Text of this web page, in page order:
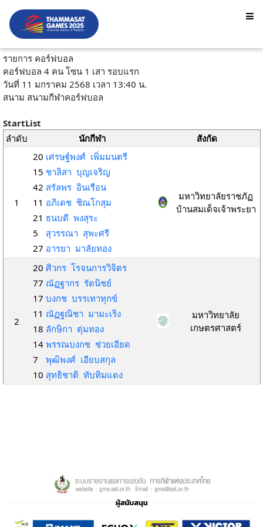
รายการ คอร์ฟบอล
คอร์ฟบอล 4 คน โซน 1 เสา รอบแรก
วันที่ 11 มกราคม 2568 เวลา 13:40 น.
สนาม สนามกีฬาคอร์ฟบอล
StartList
ลำดับ
นักกีฬา สังกัด
1
20 เศรษฐ์พงศ์ เพิ่มมนตรี
15 ชาลิสา บุญเจริญ
42 สรัลพร อินเรือน
11 อภิเดช ชิณโกสุม
21 ธนบดี พงสุระ
5
สุวรรณา สุพะศรี
27 อารยา มาลัยทอง
มหาวิทยาลัยราชภัฏ
บ้านสมเด็จเจ้าพระยา
2
20 ศิวกร โรจนการวิจิตร
77 ณัฏฐากร รัตนิชย์
17 บงกช บรรเทาทุกข์
11 ณัฏฐณิชา มามะเริง
18 ลักษิกา ตุ่มทอง
14 พรรณบงกช ช่วยเอียด
7
พุฒิพงศ์ เอียบสกุล
10 สุทธิชาติ ทับทิมแดง
มหาวิทยาลัย
เกษตรศาสตร์